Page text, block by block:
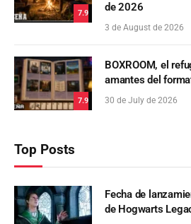
7.9
de 2026
3 de August de 2026
7.9
BOXROOM, el
amantes del
30 de July de 2026
Top Posts
Fecha de
de Hogwarts